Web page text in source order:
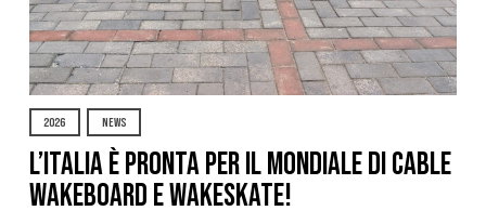
2026 NEWS
L’Italia è pronta per il Mondiale di Cable
Wakeboard e Wakeskate!